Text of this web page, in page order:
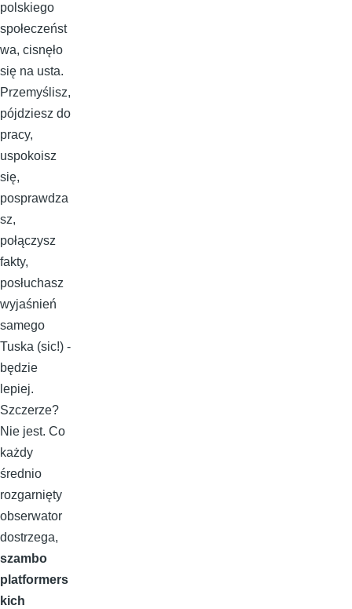
polskiego
społeczeńst
wa, cisnęło
się na usta.
Przemyślisz,
pójdziesz do
pracy,
uspokoisz
się,
posprawdza
sz,
połączysz
fakty,
posłuchasz
wyjaśnień
samego
Tuska (sic!) -
będzie
lepiej.
Szczerze?
Nie jest. Co
każdy
średnio
rozgarnięty
obserwator
dostrzega,
szambo
platformers
kich